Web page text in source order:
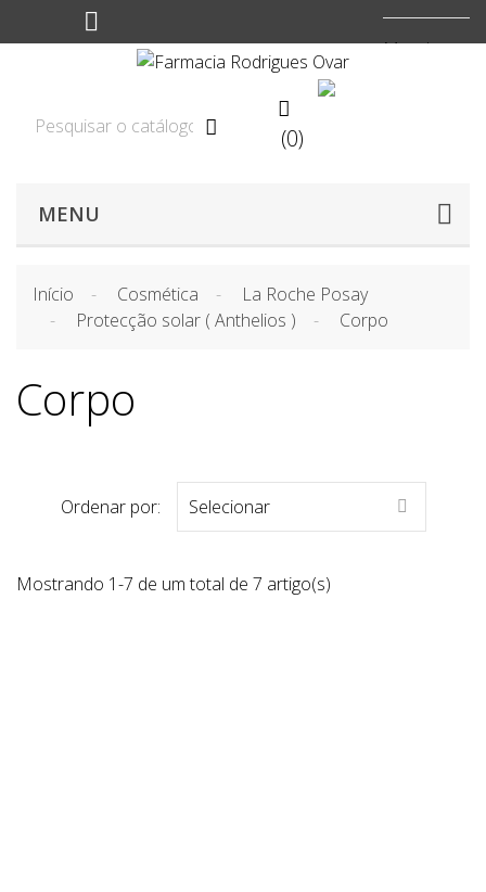
Moeda:


(0)
MENU
Início Cosmética
La Roche Posay
Protecção solar ( Anthelios )
Corpo
Corpo
Ordenar por: Selecionar 
Mostrando 1-7 de um total de 7 artigo(s)